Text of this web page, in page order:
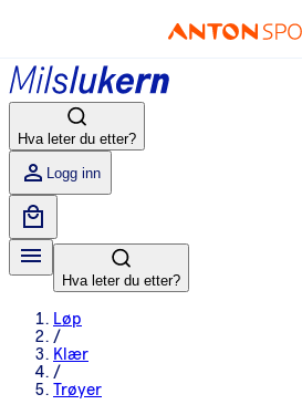
Hva leter du etter?
Logg inn
Hva leter du etter?
Løp
/
Klær
/
Trøyer